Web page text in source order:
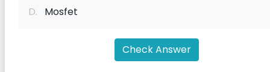
D. Mosfet
Check Answer